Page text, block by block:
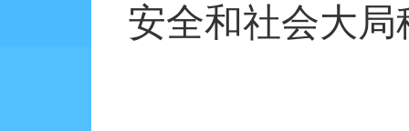
安全和社会大局